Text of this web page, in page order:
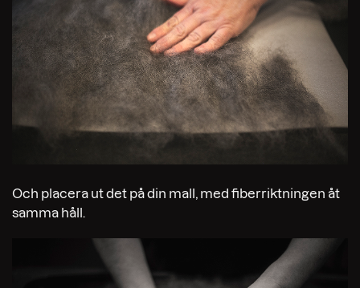
Och placera ut det på din mall, med fiberriktningen åt
samma håll.